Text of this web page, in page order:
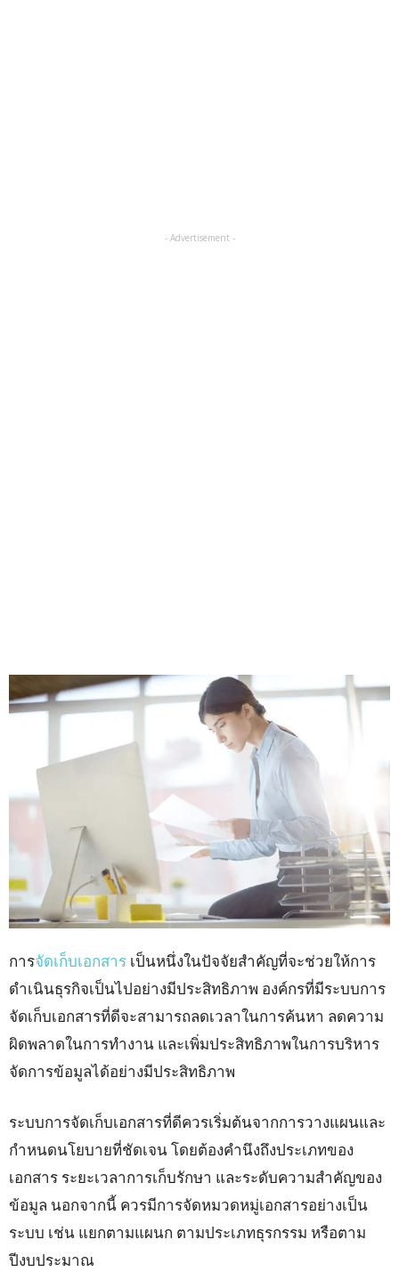
- Advertisement -
การจัดเก็บเอกสาร เป็นหนึ่งในปัจจัยสำคัญที่จะช่วยให้การ
ดำเนินธุรกิจเป็นไปอย่างมีประสิทธิภาพ องค์กรที่มีระบบการ
จัดเก็บเอกสารที่ดีจะสามารถลดเวลาในการค้นหา ลดความ
ผิดพลาดในการทำงาน และเพิ่มประสิทธิภาพในการบริหาร
จัดการข้อมูลได้อย่างมีประสิทธิภาพ
ระบบการจัดเก็บเอกสารที่ดีควรเริ่มต้นจากการวางแผนและ
กำหนดนโยบายที่ชัดเจน โดยต้องคำนึงถึงประเภทของ
เอกสาร ระยะเวลาการเก็บรักษา และระดับความสำคัญของ
ข้อมูล นอกจากนี้ ควรมีการจัดหมวดหมู่เอกสารอย่างเป็น
ระบบ เช่น แยกตามแผนก ตามประเภทธุรกรรม หรือตาม
ปีงบประมาณ